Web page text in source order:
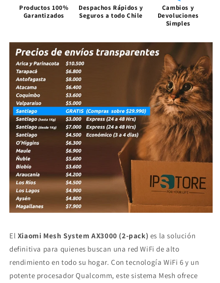
Productos 100%
Garantizados
Despachos Rápidos y
Seguros a todo Chile
Cambios y
Devoluciones
Simples
El Xiaomi Mesh System AX3000 (2-pack) es la solución
definitiva para quienes buscan una red WiFi de alto
rendimiento en todo su hogar. Con tecnología WiFi 6 y un
potente procesador Qualcomm, este sistema Mesh ofrece